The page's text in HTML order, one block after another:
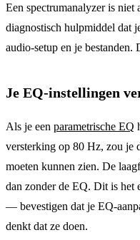
Een spectrumanalyzer is niet
diagnostisch hulpmiddel dat
audio-setup en je bestanden.
Je EQ-instellingen
Als je een parametrische EQ
versterking op 80 Hz, zou je
moeten kunnen zien. De
dan zonder de EQ. Dit is het
— bevestigen dat je EQ-
denkt dat ze doen.